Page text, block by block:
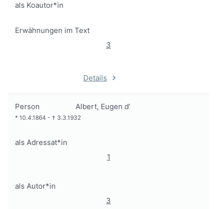
als Koautor*in
Erwähnungen im Text
3
Details
Person Albert, Eugen d’
* 10.4.1864 - † 3.3.1932
als Adressat*in
1
als Autor*in
3